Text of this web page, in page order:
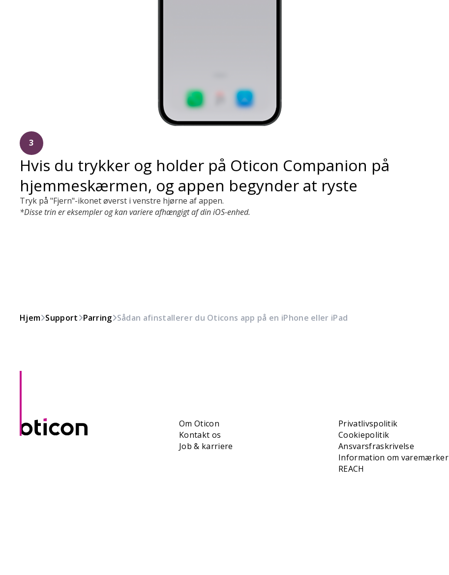
3
Hvis du trykker og holder på Oticon Companion på
hjemmeskærmen, og appen begynder at ryste
Tryk på "Fjern"-ikonet øverst i venstre hjørne af appen.
*Disse trin er eksempler og kan variere afhængigt af din iOS-enhed.
Hjem Support Parring Sådan afinstallerer du Oticons app på en iPhone eller iPad
Om Oticon
Kontakt os
Job & karriere
Privatlivspolitik
Cookiepolitik
Ansvarsfraskrivelse
Information om varemærker
REACH